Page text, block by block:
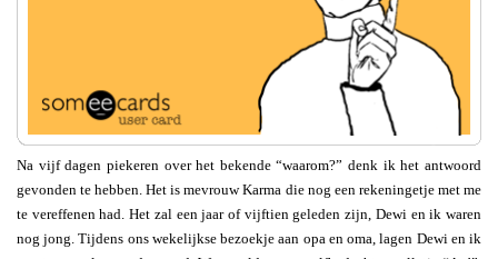
Na vijf dagen piekeren over het bekende “waarom?” denk ik het antwoord
gevonden te hebben. Het is mevrouw Karma die nog een rekeningetje met me
te vereffenen had. Het zal een jaar of vijftien geleden zijn, Dewi en ik waren
nog jong. Tijdens ons wekelijkse bezoekje aan opa en oma, lagen Dewi en ik